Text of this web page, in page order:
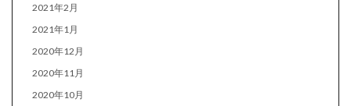
2021年2月
2021年1月
2020年12月
2020年11月
2020年10月